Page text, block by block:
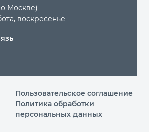
Москве)
воскресенье
Пользовательское соглашение
Политика обработки
персональных данных